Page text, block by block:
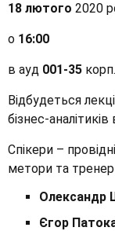
18 лютого 2020
о 16:00
в ауд 001-35 корп.
Відбудеться
бізнес-аналітиків
Спікери –
метори та
Олександр
Єгор